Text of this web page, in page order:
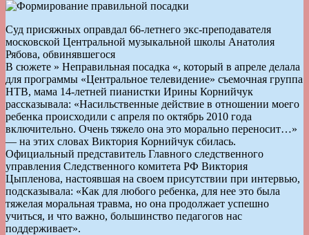
Суд присяжных оправдал 66-летнего экс-преподавателя
московской Центральной музыкальной школы Анатолия
Рябова, обвинявшегося
В сюжете » Неправильная посадка «, который в апреле делала
для программы «Центральное телевидение» съемочная группа
НТВ, мама 14-летней пианистки Ирины Корнийчук
рассказывала: «Насильственные действие в отношении моего
ребенка происходили с апреля по октябрь 2010 года
включительно. Очень тяжело она это морально переносит…»
— на этих словах Виктория Корнийчук сбилась.
Официальный представитель Главного следственного
управления Следственного комитета РФ Виктория
Цыпленова, настоявшая на своем присутствии при интервью,
подсказывала: «Как для любого ребенка, для нее это была
тяжелая моральная травма, но она продолжает успешно
учиться, и что важно, большинство педагогов нас
поддерживает».